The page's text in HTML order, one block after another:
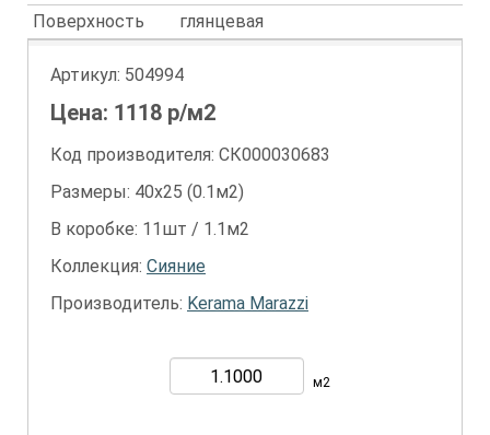
Поверхность
глянцевая
Артикул: 504994
Цена: 1118 р/м2
Код производителя: СК000030683
Размеры: 40х25 (0.1м2)
В коробке: 11шт / 1.1м2
Коллекция: Сияние
Производитель: Kerama Marazzi
м2